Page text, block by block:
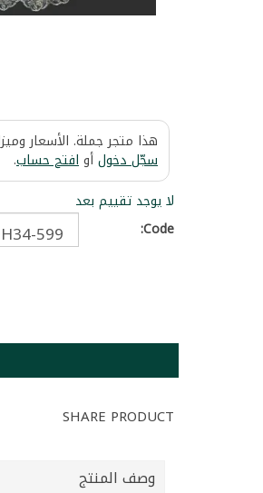
هذا متجر جملة. الأسعار
سجّل دخولأوافتح حساب.
لا يوجد تقييم بعد
Code:
SHARE PRODUCT
وصف المنتج